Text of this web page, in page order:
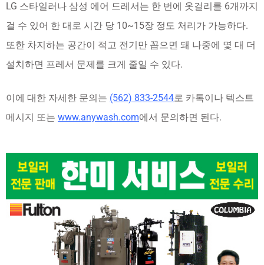
LG 스타일러나 삼성 에어 드레서는 한 번에 옷걸리를 6개까지
걸 수 있어 한 대로 시간 당 10~15장 정도 처리가 가능하다.
또한 차지하는 공간이 적고 전기만 꼽으면 돼 나중에 몇 대 더
설치하면 프레서 문제를 크게 줄일 수 있다.
이에 대한 자세한 문의는 (562) 833-2544로 카톡이나 텍스트
메시지 또는 www.anywash.com에서 문의하면 된다.